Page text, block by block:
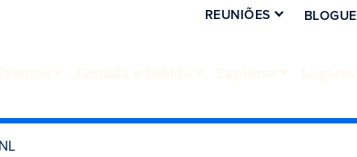
REUNIÕES BLOGUE